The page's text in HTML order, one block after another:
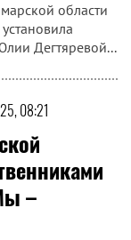
области
Дегтяревой...
08:21
–